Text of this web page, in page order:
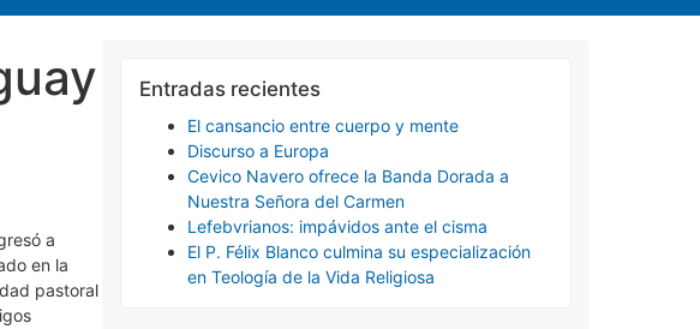
a
en la
pastoral
Entradas recientes
El cansancio entre cuerpo y mente
Discurso a Europa
Cevico Navero ofrece la Banda Dorada a
Nuestra Señora del Carmen
Lefebvrianos: impávidos ante el cisma
El P. Félix Blanco culmina su especialización
en Teología de la Vida Religiosa